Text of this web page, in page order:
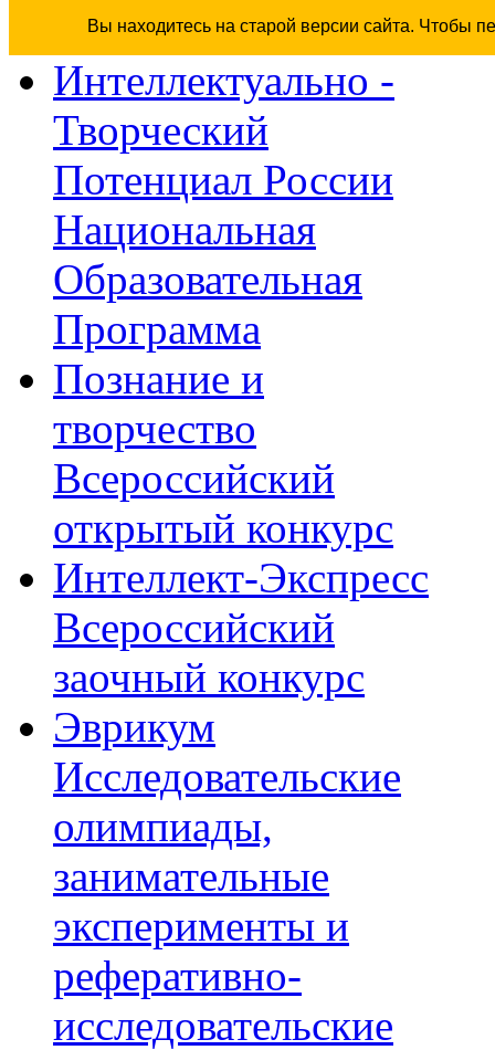
Вы находитесь на старой версии сайта. Чтобы
Интеллектуально -
Творческий
Потенциал России
Национальная
Образовательная
Программа
Познание и
творчество
Всероссийский
открытый конкурс
Интеллект-Экспресс
Всероссийский
заочный конкурс
Эврикум
Исследовательские
олимпиады,
занимательные
эксперименты и
реферативно-
исследовательские